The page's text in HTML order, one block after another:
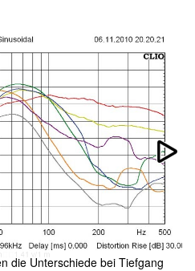
die Unterschiede bei Tiefgang